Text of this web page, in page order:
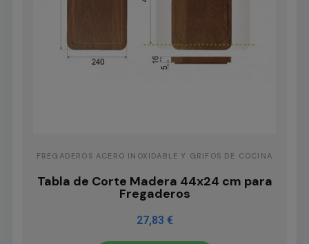
FREGADEROS ACERO INOXIDABLE Y GRIFOS DE COCINA
Tabla de Corte Madera 44x24 cm para
Fregaderos
27,83 €